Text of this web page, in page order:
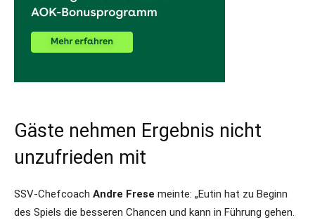
Gäste nehmen Ergebnis nicht
unzufrieden mit
SSV-Chefcoach Andre Frese meinte: „Eutin hat zu Beginn
des Spiels die besseren Chancen und kann in Führung gehen.